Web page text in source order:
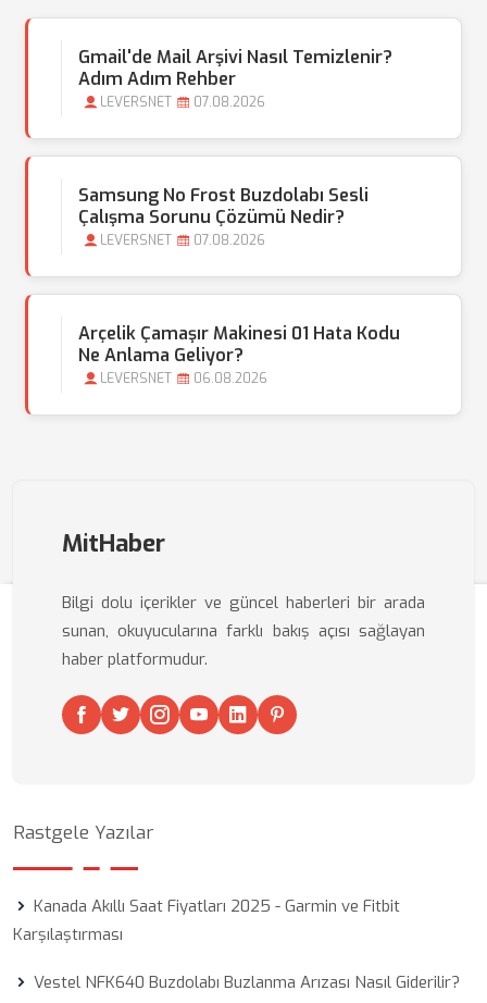
Gmail'de Mail Arşivi Nasıl Temizlenir?
Adım Adım Rehber
LEVERSNET 07.08.2026
Samsung No Frost Buzdolabı Sesli
Çalışma Sorunu Çözümü Nedir?
LEVERSNET 07.08.2026
Arçelik Çamaşır Makinesi 01 Hata Kodu
Ne Anlama Geliyor?
LEVERSNET 06.08.2026
MitHaber
Bilgi dolu içerikler ve güncel haberleri bir arada
sunan, okuyucularına farklı bakış açısı sağlayan
haber platformudur.
Rastgele Yazılar
Kanada Akıllı Saat Fiyatları 2025 - Garmin ve Fitbit
Karşılaştırması
Vestel NFK640 Buzdolabı Buzlanma Arızası Nasıl Giderilir?